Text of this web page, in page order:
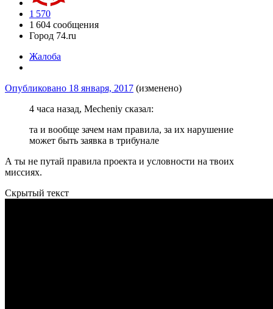
1 570
1 604 сообщения
Город 74.ru
Жалоба
Опубликовано 18 января, 2017 (изменено)
4 часа назад, Mecheniy сказал:
та и вообще зачем нам правила, за их нарушение
может быть заявка в трибунале
А ты не путай правила проекта и условности на твоих
миссиях.
Скрытый текст